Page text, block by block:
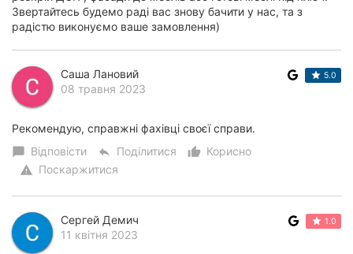
Звертайтесь будемо раді вас знову бачити у нас, та з
радістю виконуємо ваше замовлення)
Саша Лановий
08 травня 2023
5.0
Рекомендую, справжні фахівці своєї справи.
chat_bubble Відповісти reply Поділитися thumb_up_alt
Корисно
warning Поскаржитися
Сергей Демич
11 квітня 2023
1.0